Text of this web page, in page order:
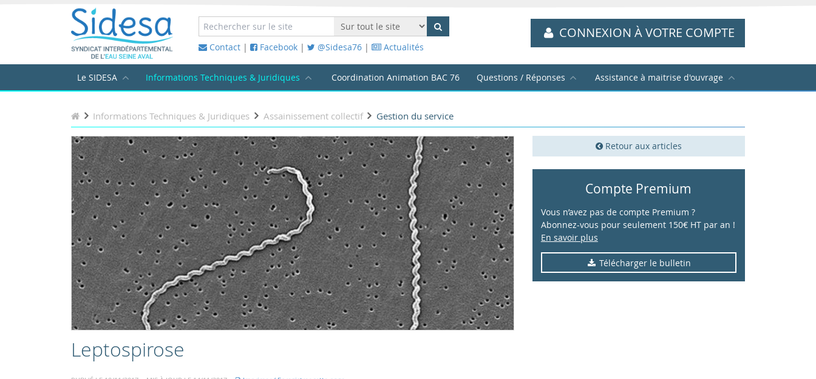
Contact | Facebook | @Sidesa76 | Actualités
CONNEXION À VOTRE COMPTE
Le SIDESA Informations Techniques & Juridiques Coordination Animation BAC 76 Questions / Réponses Assistance à maitrise d'ouvrage
Informations Techniques & Juridiques Assainissement collectif Gestion du service
Retour aux articles
Compte Premium
Vous n’avez pas de compte Premium ?
Abonnez-vous pour seulement 150€ HT par an !
En savoir plus
Télécharger le bulletin
Leptospirose